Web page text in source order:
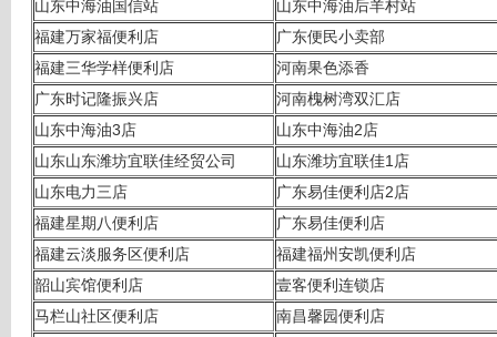
山东中海油国信站
山东中海油后羊村站
福建万家福便利店
广东便民小卖部
福建三华学样便利店
河南果色添香
广东时记隆振兴店
河南槐树湾双汇店
山东中海油3店
山东中海油2店
山东山东潍坊宜联佳经贸公司
山东潍坊宜联佳1店
山东电力三店
广东易佳便利店2店
福建星期八便利店
广东易佳便利店
福建云淡服务区便利店
福建福州安凯便利店
韶山宾馆便利店
壹客便利连锁店
马栏山社区便利店
南昌馨园便利店